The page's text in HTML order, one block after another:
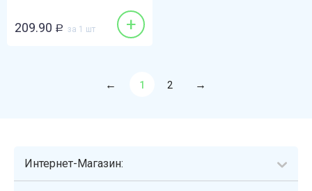
209.90 Р за 1 шт +
1 2
Интернет-Магазин: